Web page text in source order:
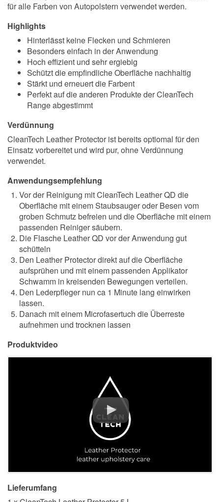
für alle Farben von Autopolstern verwendet werden.
Highlights
Hinterlässt keine Flecken und Schmieren
Besonders einfach in der Anwendung
Hoch effizient und sehr ergiebig
Schützt die empfindliche Oberfläche nachhaltig
Stärkt und erneuert die Farbent
Perfekt auf die anderen Produkte der CleanTech
Range abgestimmt
Verdünnung
CleanTech Leather Protector ist bereits optiomal für den
Einsatz vorbereitet und wird pur, ohne Verdünnung
verwendet.
Anwendungsempfehlung
Vor der Reinigung mit CleanTech Leather QD die
Oberfläche mit einem Staubsauger oder Besen vom
groben Schmutz befreien und die Oberfläche mit einem
passenden Reiniger säubern.
Die Flasche Leather QD vor der Anwendung gut
schütteln
Den Leather Protector direkt auf die Oberfläche
aufsprühen und mit einem passenden Applikator
Schwamm in kreisenden Bewegungen verteilen.
Den Lederpfleger nun ca 1 Minute lang einwirken
lassen.
Danach mit einem Microfasertuch die Überreste
aufnehmen und trocknen lassen
Produktvideo
Lieferumfang